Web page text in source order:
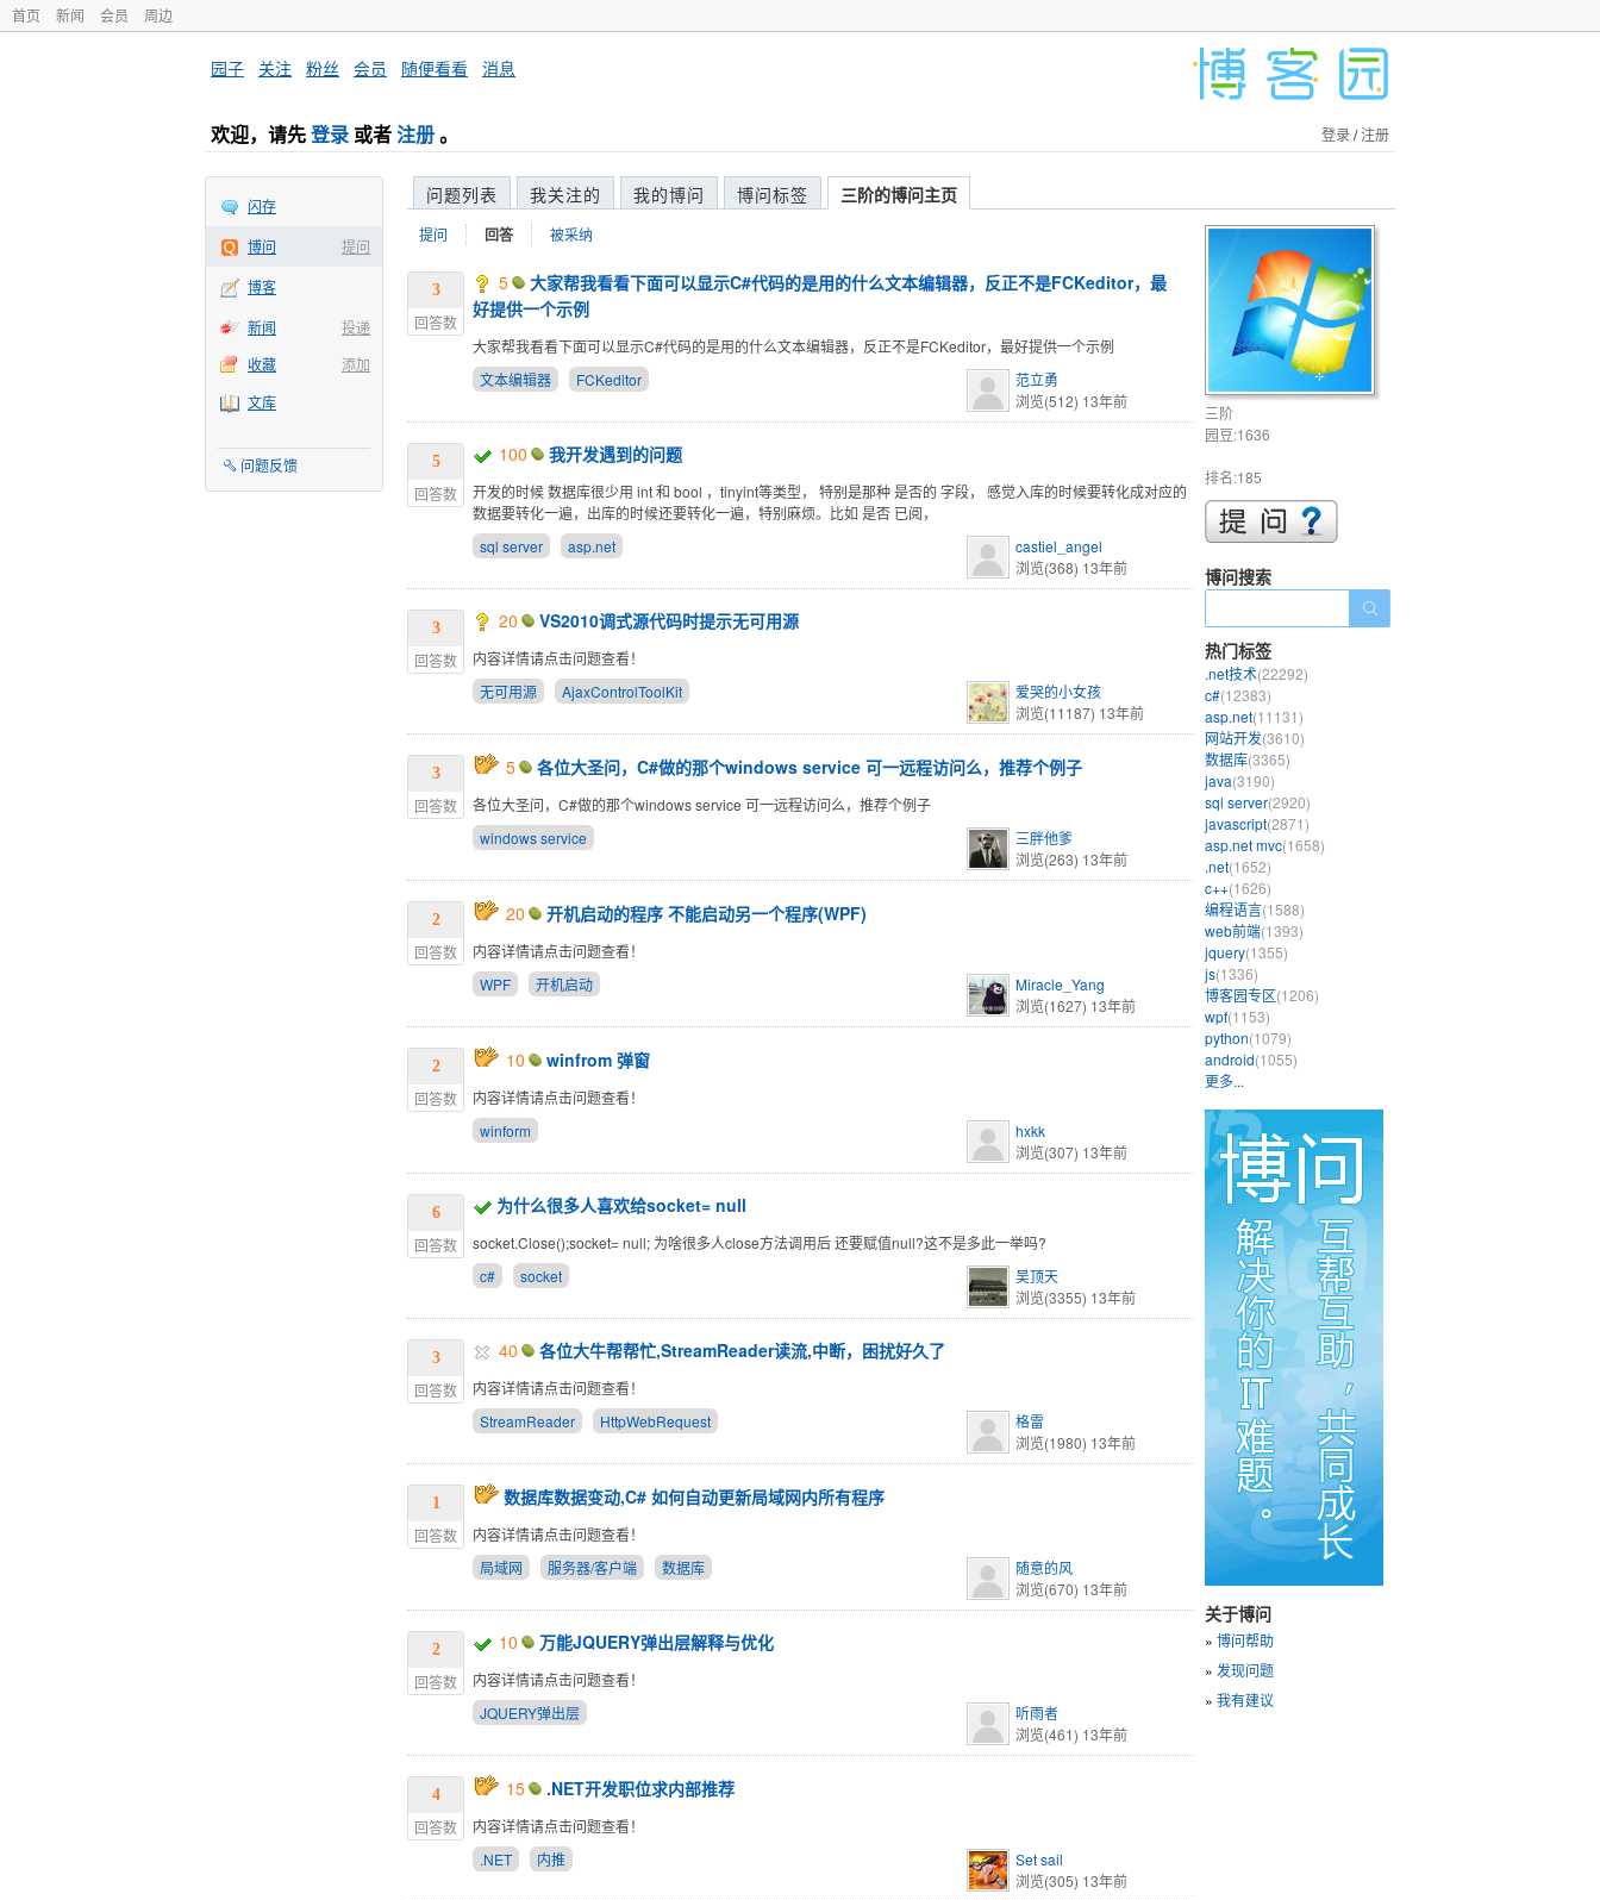
首页 新闻 会员 周边
园子 关注 粉丝 会员 随便看看 消息
欢迎，请先登录 或者注册。 登录/注册
闪存
提问
博问
博客
投递
新闻
添加
收藏
文库
问题反馈
问题列表 我关注的 我的博问 博问标签 三阶的博问主页
提问 回答 被采纳
3
回答数
5
大家帮我看看下面可以显示C#代码的是用的什么文本编辑器，反正不是FCKeditor，最
好提供一个示例
大家帮我看看下面可以显示C#代码的是用的什么文本编辑器，反正不是FCKeditor，最好提供一个示例
文本编辑器
FCKeditor
范立勇
浏览(512) 13年前
5
回答数
100 我开发遇到的问题
开发的时候 数据库很少用 int 和 bool ，tinyint等类型， 特别是那种 是否的 字段， 感觉入库的时候要转化成对应的
数据要转化一遍，出库的时候还要转化一遍，特别麻烦。比如 是否 已阅，
sql server
asp.net
castiel_angel
浏览(368) 13年前
3
回答数
20 VS2010调式源代码时提示无可用源
内容详情请点击问题查看！
无可用源
AjaxControlToolKit
爱哭的小女孩
浏览(11187) 13年前
3
回答数
5 各位大圣问，C#做的那个windows service 可一远程访问么，推荐个例子
各位大圣问，C#做的那个windows service 可一远程访问么，推荐个例子
windows service
三胖他爹
浏览(263) 13年前
2
回答数
20 开机启动的程序 不能启动另一个程序(WPF)
内容详情请点击问题查看！
WPF
开机启动
Miracle_Yang
浏览(1627) 13年前
2
回答数
10 winfrom 弹窗
内容详情请点击问题查看！
winform
hxkk
浏览(307) 13年前
6
回答数
为什么很多人喜欢给socket= null
socket.Close();socket= null; 为啥很多人close方法调用后 还要赋值null?这不是多此一举吗?
c#
socket
吴顶天
浏览(3355) 13年前
3
回答数
40 各位大牛帮帮忙,StreamReader读流,中断，困扰好久了
内容详情请点击问题查看！
StreamReader
HttpWebRequest
格雷
浏览(1980) 13年前
1
回答数
数据库数据变动,C# 如何自动更新局域网内所有程序
内容详情请点击问题查看！
局域网
服务器/客户端 数据库
随意的风
浏览(670) 13年前
2
回答数
10 万能JQUERY弹出层解释与优化
内容详情请点击问题查看！
JQUERY弹出层
听雨者
浏览(461) 13年前
4
回答数
15 .NET开发职位求内部推荐
内容详情请点击问题查看！
.NET
内推
Set sail
浏览(305) 13年前
三阶
园豆:1636
排名:185
博问搜索
热门标签
.net技术(22292)
c#(12383)
asp.net(11131)
网站开发(3610)
数据库(3365)
java(3190)
sql server(2920)
javascript(2871)
asp.net mvc(1658)
.net(1652)
c++(1626)
编程语言(1588)
web前端(1393)
jquery(1355)
js(1336)
博客园专区(1206)
wpf(1153)
python(1079)
android(1055)
更多...
关于博问
» 博问帮助
» 发现问题
» 我有建议